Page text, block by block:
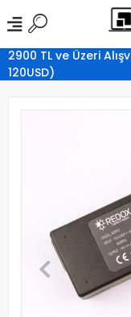
2900 TL ve Üzeri
120USD)